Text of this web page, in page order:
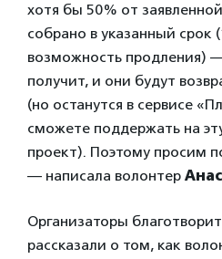
хотя бы 50% от
собрано в указанный срок
возможность продления)
получит, и они будут
(но останутся в сервисе
сможете поддержать на
проект). Поэтому просим
— написала волонтер
Организаторы
рассказали о том, как